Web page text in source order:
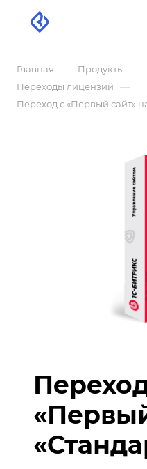
Главная — Продукты —
Переходы лицензий —
Переход с «Первый сайт»